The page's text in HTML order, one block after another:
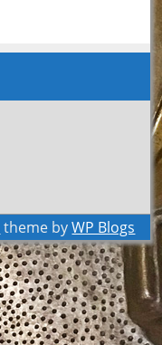
theme byWP Blogs